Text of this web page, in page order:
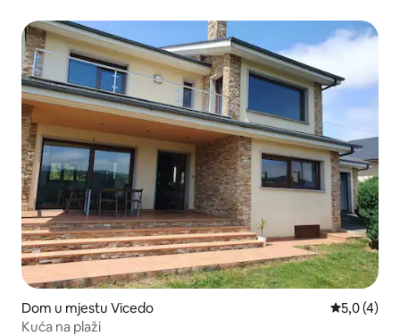
Dom u mjestu Vicedo Prosječna
5,0 (4)
Kuća na plaži